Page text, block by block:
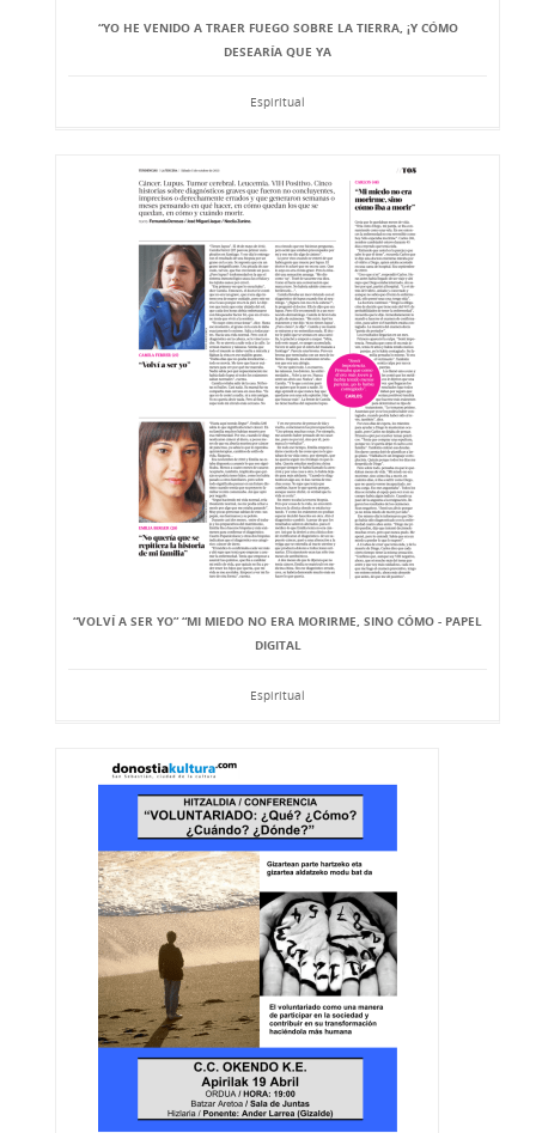
“YO HE VENIDO A TRAER FUEGO SOBRE LA TIERRA, ¡Y CÓMO
DESEARÍA QUE YA
Espiritual
“VOLVÍ A SER YO” “MI MIEDO NO ERA MORIRME, SINO CÓMO - PAPEL
DIGITAL
Espiritual